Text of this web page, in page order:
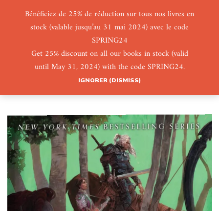
Bénéficiez de 25% de réduction sur tous nos livres en
stock (valable jusqu’au 31 mai 2024) avec le code
SPRING24
Get 25% discount on all our books in stock (valid
until May 31, 2024) with the code SPRING24.
IGNORER (DISMISS)
0 0